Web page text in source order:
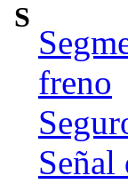
S
freno
Señal